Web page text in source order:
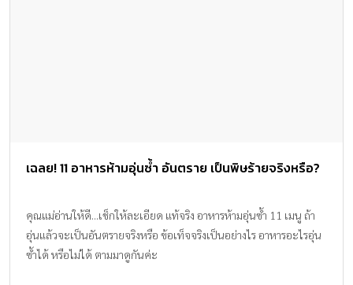
เฉลย! 11 อาหารห้ามอุ่นซ้ำ อันตราย เป็นพิษร้ายจริงหรือ?
คุณแม่อ่านให้ดี...เช็กให้ละเอียด แท้จริง อาหารห้ามอุ่นซ้ำ 11 เมนู ถ้า
อุ่นแล้วจะเป็นอันตรายจริงหรือ ข้อเท็จจริงเป็นอย่างไร อาหารอะไรอุ่น
ซ้ำได้ หรือไม่ได้ ตามมาดูกันค่ะ